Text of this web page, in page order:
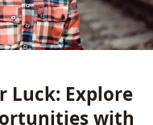
Luck: Explore
with